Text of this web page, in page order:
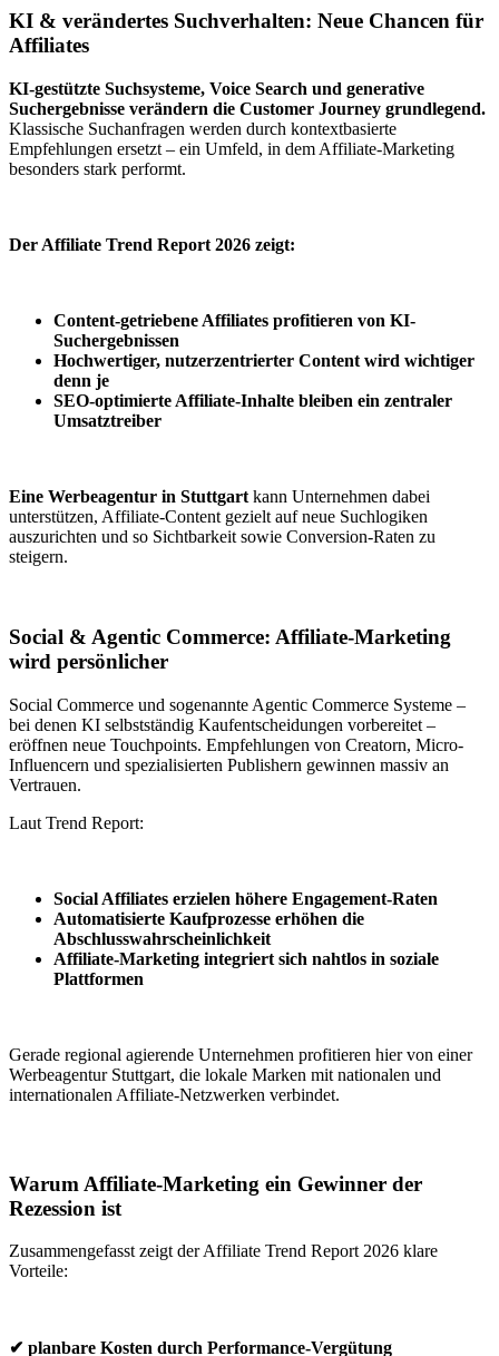
KI & verändertes Suchverhalten: Neue Chancen für
Affiliates
KI-gestützte Suchsysteme, Voice Search und generative
Suchergebnisse verändern die Customer Journey grundlegend.
Klassische Suchanfragen werden durch kontextbasierte
Empfehlungen ersetzt – ein Umfeld, in dem Affiliate-Marketing
besonders stark performt.
Der Affiliate Trend Report 2026 zeigt:
Content-getriebene Affiliates profitieren von KI-
Suchergebnissen
Hochwertiger, nutzerzentrierter Content wird wichtiger
denn je
SEO-optimierte Affiliate-Inhalte bleiben ein zentraler
Umsatztreiber
Eine Werbeagentur in Stuttgart kann Unternehmen dabei
unterstützen, Affiliate-Content gezielt auf neue Suchlogiken
auszurichten und so Sichtbarkeit sowie Conversion-Raten zu
steigern.
Social & Agentic Commerce: Affiliate-Marketing
wird persönlicher
Social Commerce und sogenannte Agentic Commerce Systeme –
bei denen KI selbstständig Kaufentscheidungen vorbereitet –
eröffnen neue Touchpoints. Empfehlungen von Creatorn, Micro-
Influencern und spezialisierten Publishern gewinnen massiv an
Vertrauen.
Laut Trend Report:
Social Affiliates erzielen höhere Engagement-Raten
Automatisierte Kaufprozesse erhöhen die
Abschlusswahrscheinlichkeit
Affiliate-Marketing integriert sich nahtlos in soziale
Plattformen
Gerade regional agierende Unternehmen profitieren hier von einer
Werbeagentur Stuttgart, die lokale Marken mit nationalen und
internationalen Affiliate-Netzwerken verbindet.
Warum Affiliate-Marketing ein Gewinner der
Rezession ist
Zusammengefasst zeigt der Affiliate Trend Report 2026 klare
Vorteile:
✔ planbare Kosten durch Performance-Vergütung